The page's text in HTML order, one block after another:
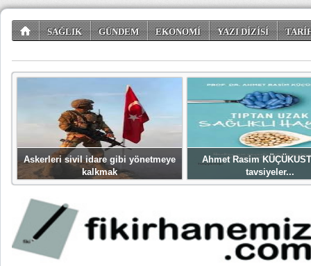
SAĞLIK GÜNDEM EKONOMİ YAZI DİZİSİ
Askerleri sivil idare gibi yönetmeye
kalkmak
Ahmet Rasim
tavsiyeler...